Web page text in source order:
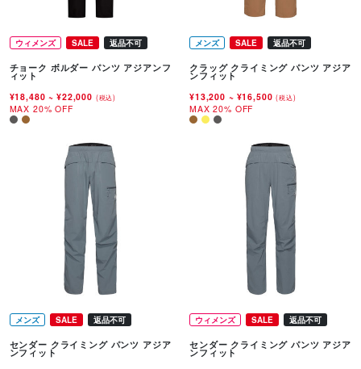
ウィメンズ SALE 返品不可
チョーク ボルダー パンツ アジアンフ
ィット
¥18,480~ ¥22,000 (税込)
MAX 20% OFF
メンズ SALE 返品不可
クラッグ クライミング パンツ アジア
ンフィット
¥13,200 ~ ¥16,500(税込)
MAX 20% OFF
メンズ SALE 返品不可
センダー クライミング パンツ アジア
ンフィット
ウィメンズ SALE 返品不可
センダー クライミング パンツ アジア
ンフィット